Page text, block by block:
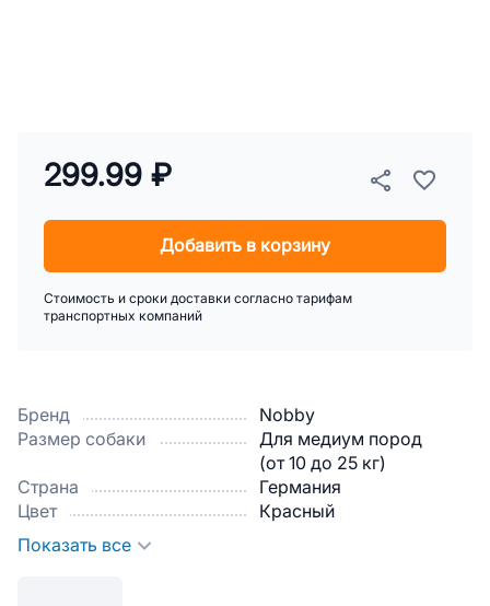
Бренд
Nobby
Размер собаки
Для медиум пород
(от 10 до 25 кг)
Страна
Германия
Цвет
Красный
Показать все
299.99 ₽
Добавить в корзину
Стоимость и сроки доставки согласно тарифам
транспортных компаний